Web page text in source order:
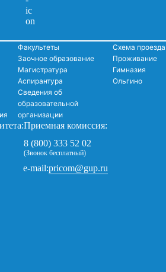
Факультеты
Заочное образование
Магистратура
Аспирантура
Сведения об
образовательной
организации
Схема проезда
Проживание
Гимназия
Ольгино
Приемная комиссия:
8 (800) 333 52 02
(Звонок бесплатный)
e-mail:pricom@gup.ru